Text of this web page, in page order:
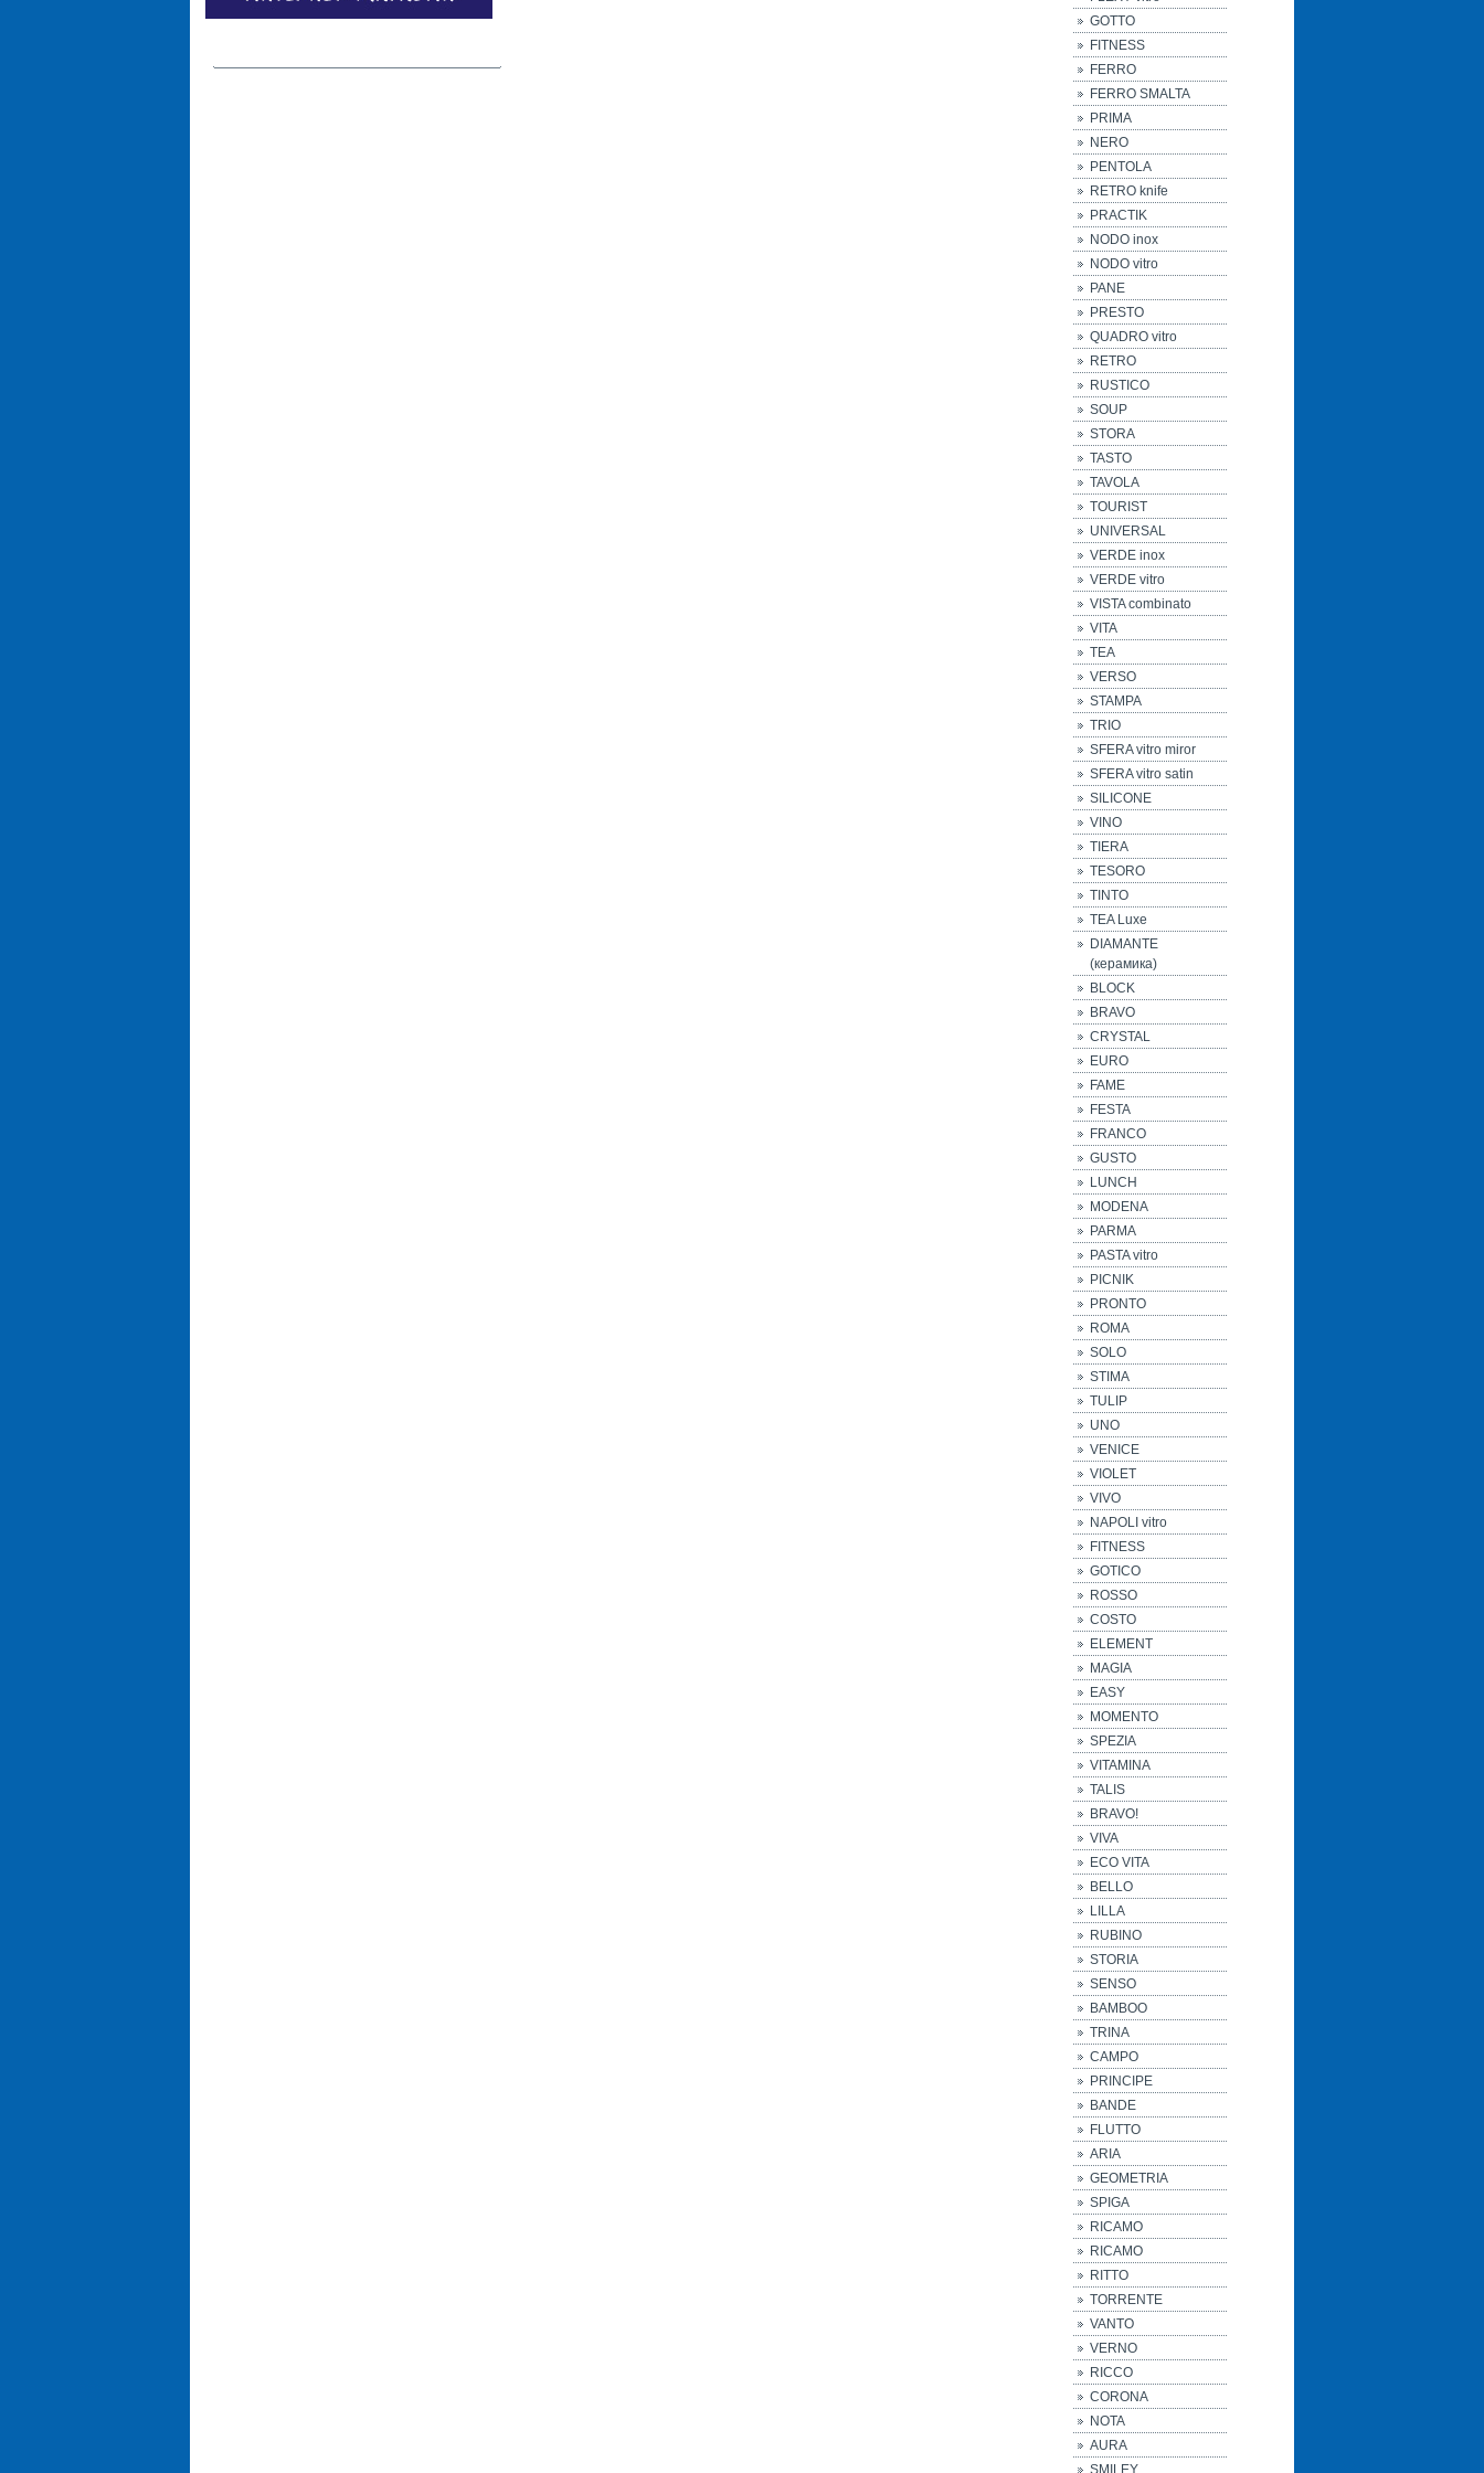
GOTTO
FITNESS
FERRO
FERRO SMALTA
PRIMA
NERO
PENTOLA
RETRO knife
PRACTIK
NODO inox
NODO vitro
PANE
PRESTO
QUADRO vitro
RETRO
RUSTICO
SOUP
STORA
TASTO
TAVOLA
TOURIST
UNIVERSAL
VERDE inox
VERDE vitro
VISTA combinato
VITA
TEA
VERSO
STAMPA
TRIO
SFERA vitro miror
SFERA vitro satin
SILICONE
VINO
TIERA
TESORO
TINTO
TEA Luxe
DIAMANTE
(керамика)
BLOCK
BRAVO
CRYSTAL
EURO
FAME
FESTA
FRANCO
GUSTO
LUNCH
MODENA
PARMA
PASTA vitro
PICNIK
PRONTO
ROMA
SOLO
STIMA
TULIP
UNO
VENICE
VIOLET
VIVO
NAPOLI vitro
FITNESS
GOTICO
ROSSO
COSTO
ELEMENT
MAGIA
EASY
MOMENTO
SPEZIA
VITAMINA
TALIS
BRAVO!
VIVA
ECO VITA
BELLO
LILLA
RUBINO
STORIA
SENSO
BAMBOO
TRINA
CAMPO
PRINCIPE
BANDE
FLUTTO
ARIA
GEOMETRIA
SPIGA
RICAMO
RICAMO
RITTO
TORRENTE
VANTO
VERNO
RICCO
CORONA
NOTA
AURA
SMILEY